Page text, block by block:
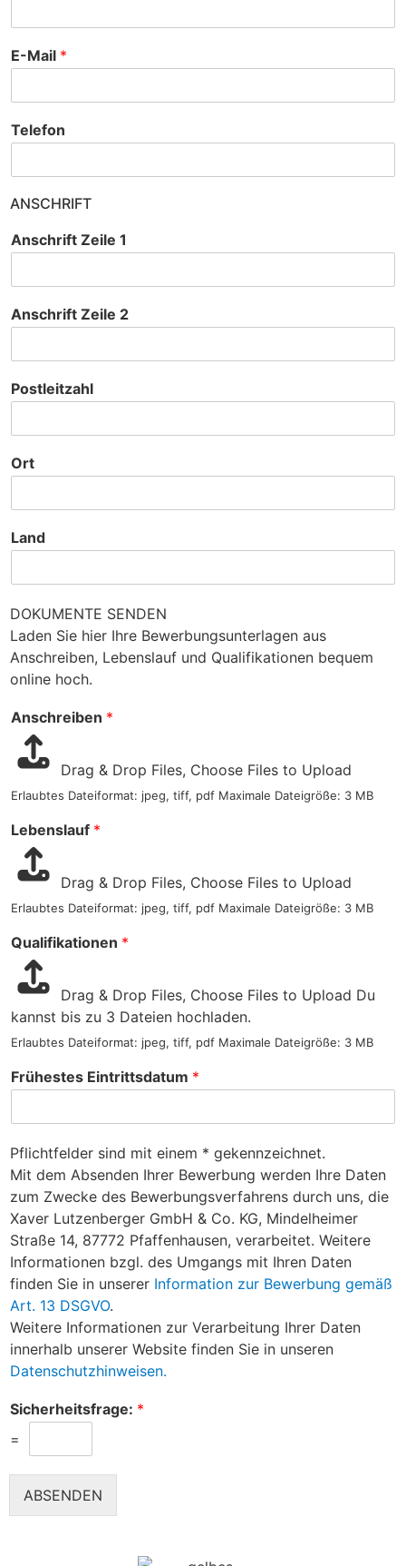
E-Mail *
Telefon
ANSCHRIFT
Anschrift Zeile 1
Anschrift Zeile 2
Postleitzahl
Ort
Land
DOKUMENTE SENDEN
Laden Sie hier Ihre Bewerbungsunterlagen aus
Anschreiben, Lebenslauf und Qualifikationen bequem
online hoch.
Anschreiben *
Drag & Drop Files, Choose Files to Upload
Erlaubtes Dateiformat: jpeg, tiff, pdf Maximale Dateigröße: 3 MB
Lebenslauf *
Drag & Drop Files, Choose Files to Upload
Erlaubtes Dateiformat: jpeg, tiff, pdf Maximale Dateigröße: 3 MB
Qualifikationen *
Drag & Drop Files, Choose Files to Upload Du
kannst bis zu 3 Dateien hochladen.
Erlaubtes Dateiformat: jpeg, tiff, pdf Maximale Dateigröße: 3 MB
Frühestes Eintrittsdatum *
Pflichtfelder sind mit einem * gekennzeichnet.
Mit dem Absenden Ihrer Bewerbung werden Ihre Daten
zum Zwecke des Bewerbungsverfahrens durch uns, die
Xaver Lutzenberger GmbH & Co. KG, Mindelheimer
Straße 14, 87772 Pfaffenhausen, verarbeitet. Weitere
Informationen bzgl. des Umgangs mit Ihren Daten
finden Sie in unserer Information zur Bewerbung gemäß
Art. 13 DSGVO.
Weitere Informationen zur Verarbeitung Ihrer Daten
innerhalb unserer Website finden Sie in unseren
Datenschutzhinweisen.
Sicherheitsfrage: *
=
ABSENDEN